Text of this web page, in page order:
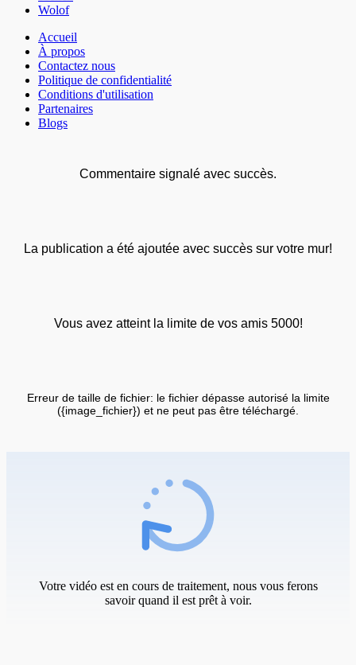
Wolof
Accueil
À propos
Contactez nous
Politique de confidentialité
Conditions d'utilisation
Partenaires
Blogs
Commentaire signalé avec succès.
La publication a été ajoutée avec succès sur votre mur!
Vous avez atteint la limite de vos amis 5000!
Erreur de taille de fichier: le fichier dépasse autorisé la limite
({image_fichier}) et ne peut pas être téléchargé.
Votre vidéo est en cours de traitement, nous vous ferons
savoir quand il est prêt à voir.